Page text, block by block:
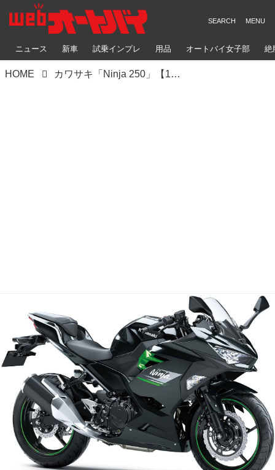
ニュース 新車 試乗インプレ 用品 オートバイ女子部 絶
HOME カワサキ「Ninja 250」【1分で読める 国内メーカーのバイク紹介 2024年現行モデル】